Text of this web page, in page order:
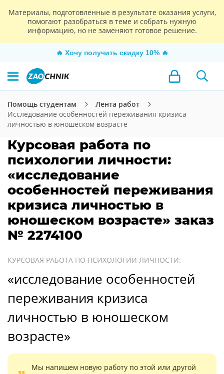
Материалы, подготовленные в результате оказания услуги,
помогают разобраться в теме и собрать нужную
информацию, но не заменяют готовое решение.
🔥 Хочу получить скидку 10% 🔥
Помощь студентам
Лента работ
Исследование особенностей переживания кризиса
личностью в юношеском возрасте
Курсовая работа по
психологии личности:
«исследование
особенностей переживания
кризиса личностью в
юношеском возрасте» заказ
№ 2274100
КУРСОВАЯ РАБОТА ПО ПСИХОЛОГИИ ЛИЧНОСТИ:
«исследование особенностей
переживания кризиса
личностью в юношеском
возрасте»
Мы напишем новую работу по этой или другой